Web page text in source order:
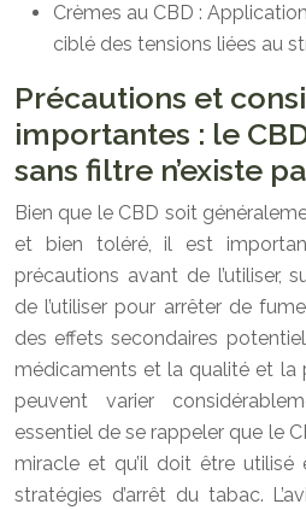
Crèmes au CBD :
ciblé des tensions liées au
Précautions et
importantes : le
sans filtre n’existe
Bien que le CBD soit
et bien toléré, il est
précautions avant de l’utiliser,
de l’utiliser pour arrêter de
des effets secondaires
médicaments et la qualité et la
peuvent varier
essentiel de se rappeler que le
miracle et qu’il doit être utilisé
stratégies d’arrêt du tabac.